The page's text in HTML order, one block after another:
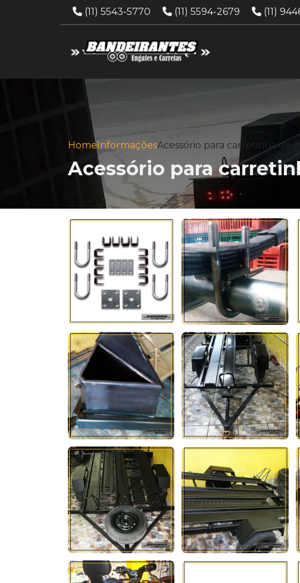
Telefone:
(11) 5543-5770 Telefone:
(11) 5594-2679 (11)
HomeInformaçõesAcessório para carretinha de
Acessório para